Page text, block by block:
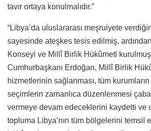
tavır ortaya konulmalıdır.”
“Libya’da uluslararası meşruiyete
sayesinde ateşkes tesis edilmiş,
Konseyi ve Millî Birlik Hükûmeti
Cumhurbaşkanı Erdoğan, Millî Birlik
hizmetlerinin sağlanması, tüm
seçimlerin zamanlıca düzenlenmesi
vermeye devam edeceklerini kaydetti ve
topluma Libya’nın tüm bölgelerini temsil